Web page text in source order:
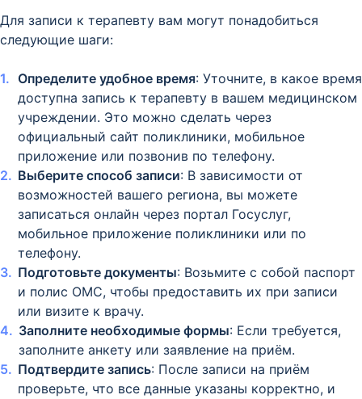
Для записи к терапевту вам могут понадобиться
следующие шаги:
Определите удобное время: Уточните, в какое время
доступна запись к терапевту в вашем медицинском
учреждении. Это можно сделать через
официальный сайт поликлиники, мобильное
приложение или позвонив по телефону.
Выберите способ записи: В зависимости от
возможностей вашего региона, вы можете
записаться онлайн через портал Госуслуг,
мобильное приложение поликлиники или по
телефону.
Подготовьте документы: Возьмите с собой паспорт
и полис ОМС, чтобы предоставить их при записи
или визите к врачу.
Заполните необходимые формы: Если требуется,
заполните анкету или заявление на приём.
Подтвердите запись: После записи на приём
проверьте, что все данные указаны корректно, и